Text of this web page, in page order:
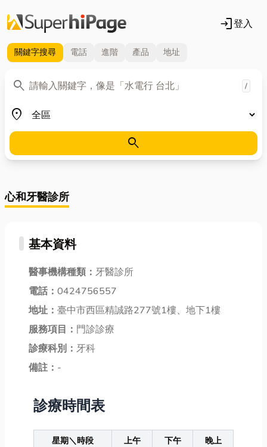
login登入
關鍵字搜尋 電話 進階 產品 地址
search
關鍵字 /
place
地區
search
心和牙醫診所
基本資料
醫事機構種類： 牙醫診所
電話： 0424756557
地址： 臺中市西區精誠路277號1樓、地下1樓
服務項目： 門診診療
診療科別： 牙科
備註： -
診療時間表
星期＼時段 上午 下午
晚上